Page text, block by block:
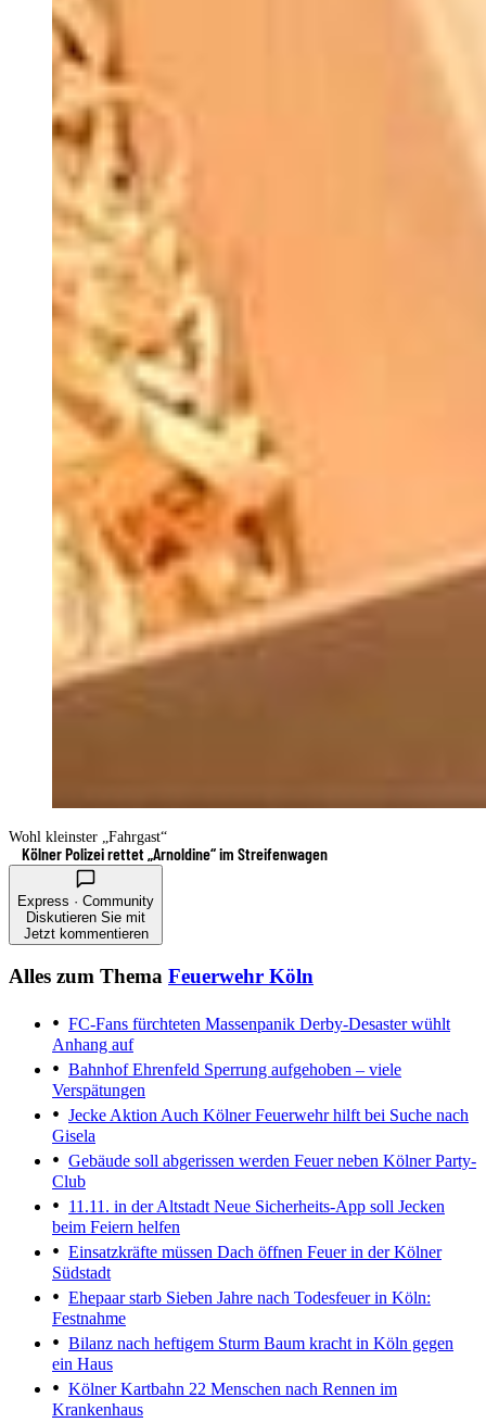
Wohl kleinster „Fahrgast“
Kölner Polizei rettet „Arnoldine“ im Streifenwagen
Express · Community
Diskutieren Sie mit
Jetzt kommentieren
Alles zum Thema Feuerwehr Köln
FC-Fans fürchteten Massenpanik Derby-Desaster wühlt
Anhang auf
Bahnhof Ehrenfeld Sperrung aufgehoben – viele
Verspätungen
Jecke Aktion Auch Kölner Feuerwehr hilft bei Suche nach
Gisela
Gebäude soll abgerissen werden Feuer neben Kölner Party-
Club
11.11. in der Altstadt Neue Sicherheits-App soll Jecken
beim Feiern helfen
Einsatzkräfte müssen Dach öffnen Feuer in der Kölner
Südstadt
Ehepaar starb Sieben Jahre nach Todesfeuer in Köln:
Festnahme
Bilanz nach heftigem Sturm Baum kracht in Köln gegen
ein Haus
Kölner Kartbahn 22 Menschen nach Rennen im
Krankenhaus